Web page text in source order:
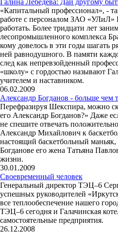
«Капитальный профессионал», -
работе с персоналом ЗАО «УЛиЛ»
работать. Более тридцати лет
лесопромышленного комплекса
кому довелось в эти годы шагать
ней равнодушного. В памяти
след как непревзойденный
«школу» с гордостью называют
учителем и наставником.
06.02.2009
Александр Богданов - больше чем
Перефразируя Шекспира, можно
его Александр Богданов?» Даже
не спешите отвечать
Александр Михайлович к
настоящий баскетбольный
Богданове его жена Татьяна
жизни.
30.01.2009
Своевременный человек
Генеральный директор ТЭЦ–6
успешных руководителей
все теплообеспечение нашего
ТЭЦ–6 сегодня и Галачинская
самостоятельные предприятия.
26.12.2008